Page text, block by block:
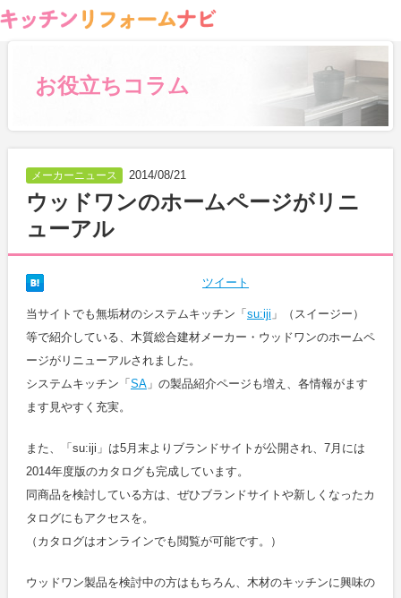
お役立ちコラム
メーカーニュース 2014/08/21
ウッドワンのホームページがリニ
ューアル
ツイート
当サイトでも無垢材のシステムキッチン「 su:iji 」（スイージー）
等で紹介している、木質総合建材メーカー・ウッドワンのホームペ
ージがリニューアルされました。
システムキッチン「 SA」の製品紹介ページも増え、各情報がます
ます見やすく充実。
また、「su:iji」は5月末よりブランドサイトが公開され、7月には
2014年度版のカタログも完成しています。
同商品を検討している方は、ぜひブランドサイトや新しくなったカ
タログにもアクセスを。
（カタログはオンラインでも閲覧が可能です。）
ウッドワン製品を検討中の方はもちろん、木材のキッチンに興味の